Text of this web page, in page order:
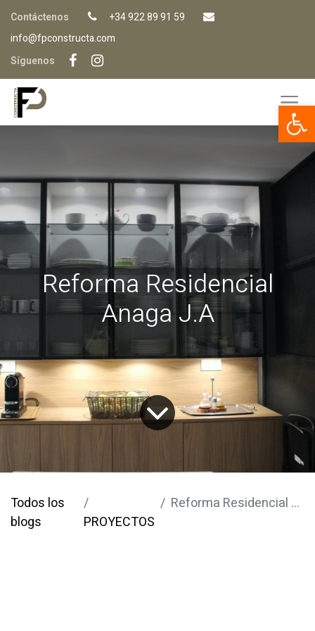
Contáctenos
+34 922 89 91 59
info@fpconstructa.com
Síguenos
Reforma Residencial
Anaga J.A
Todos los
blogs
PROYECTOS
Reforma Residencial Anaga J.A